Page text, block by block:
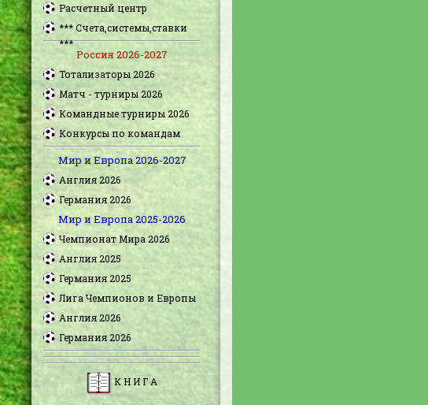
Расчетный центр
*** Счета,системы,ставки
***
Россия 2026-2027
Тотализаторы 2026
Матч - турниры 2026
Командные турниры 2026
Конкурсы по командам
Мир и Европа 2026-2027
Англия 2026
Германия 2026
Мир и Европа 2025-2026
Чемпионат Мира 2026
Англия 2025
Германия 2025
Лига Чемпионов и Европы
Англия 2026
Германия 2026
К Н И Г А